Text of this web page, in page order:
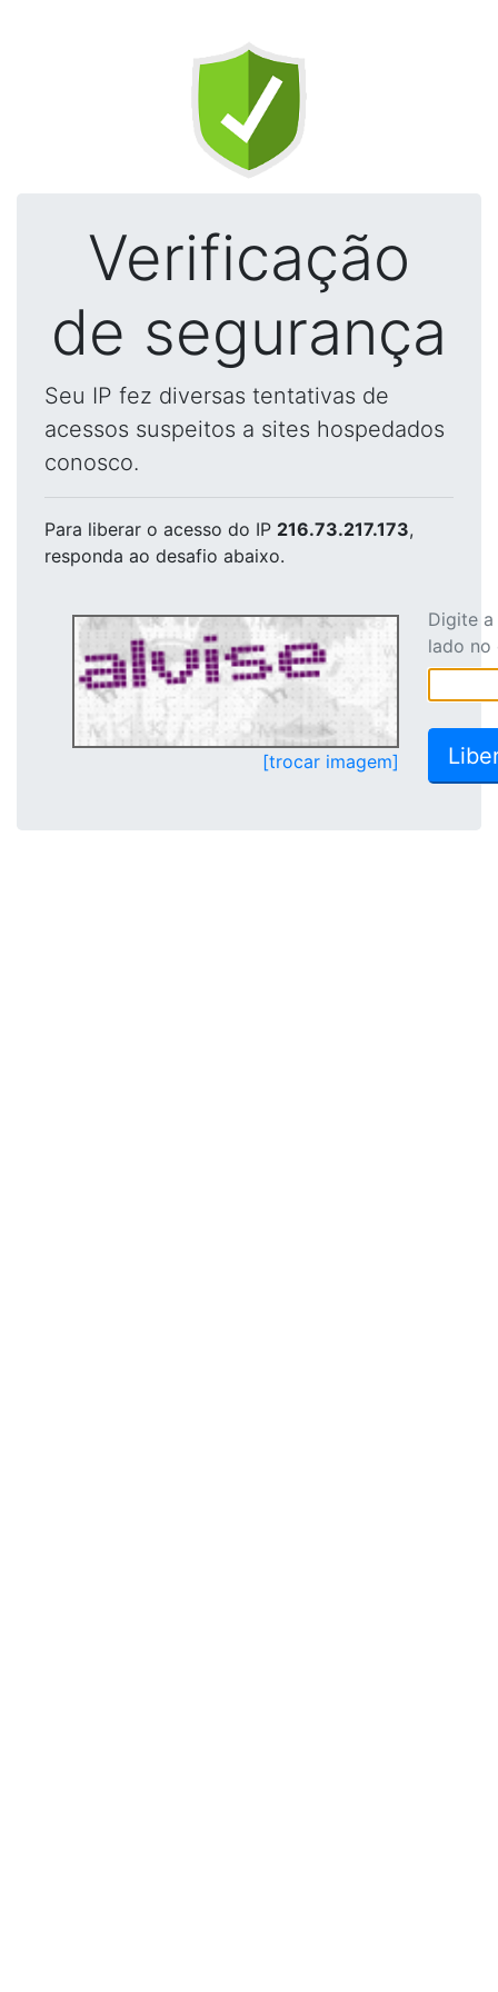
Verificação
de segurança
Seu IP fez diversas tentativas de
acessos suspeitos a sites hospedados
conosco.
Para liberar o acesso do IP 216.73.217.173,
responda ao desafio abaixo.
[trocar imagem]
Digite
lado no